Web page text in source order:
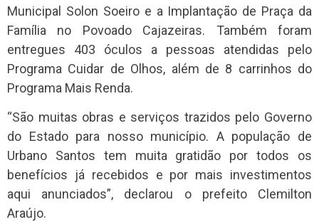
Municipal Solon Soeiro e a Implantação de Praça da
Família no Povoado Cajazeiras. Também foram
entregues 403 óculos a pessoas atendidas pelo
Programa Cuidar de Olhos, além de 8 carrinhos do
Programa Mais Renda.
“São muitas obras e serviços trazidos pelo Governo
do Estado para nosso município. A população de
Urbano Santos tem muita gratidão por todos os
benefícios já recebidos e por mais investimentos
aqui anunciados”, declarou o prefeito Clemilton
Araújo.